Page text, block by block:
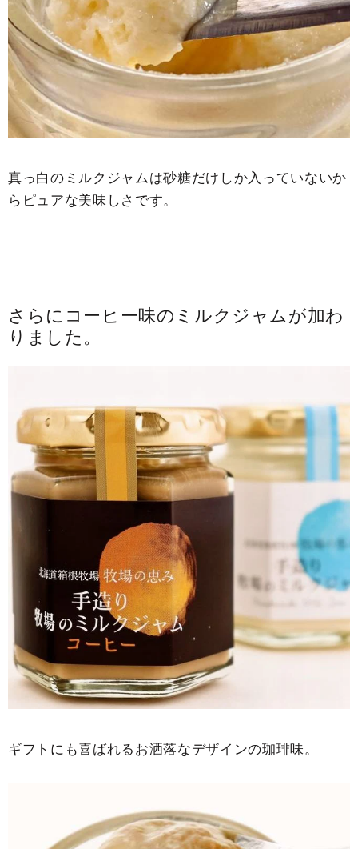
甘
み
の
数
量
を
減
す
甘
み
の
数
を
増
す
真っ白のミルクジャムは砂糖だけしか入っていないか
らピュアな美味しさです。
さらにコーヒー味のミルクジャムが加わ
りました。
ギフトにも喜ばれるお洒落なデザインの珈琲味。